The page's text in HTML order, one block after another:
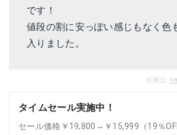
です！
値段の割に安っぽい感じもなく色
入りました。
引用元:
タイムセール実施中！
セール価格￥19,800→￥15,999（19％